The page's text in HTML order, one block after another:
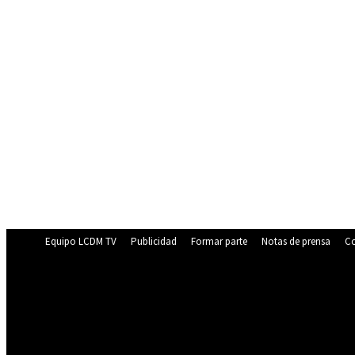
Equipo LCDM TV Publicidad Formar parte Notas de prensa